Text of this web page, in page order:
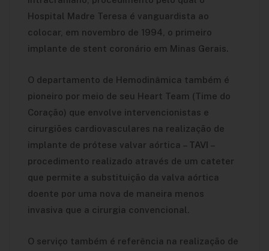
Hospital Madre Teresa é vanguardista ao
colocar, em novembro de 1994, o primeiro
implante de stent coronário em Minas Gerais.
O departamento de Hemodinâmica também é
pioneiro por meio de seu Heart Team (Time do
Coração) que envolve intervencionistas e
cirurgiões cardiovasculares na realização de
implante de prótese valvar aórtica – TAVI –
procedimento realizado através de um cateter
que permite a substituição da valva aórtica
doente por uma nova de maneira menos
invasiva que a cirurgia convencional.
O serviço também é referência na realização de